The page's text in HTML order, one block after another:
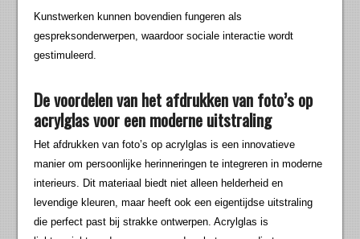
Kunstwerken kunnen bovendien fungeren als
gespreksonderwerpen, waardoor sociale interactie wordt
gestimuleerd.
De voordelen van het afdrukken van foto’s op
acrylglas voor een moderne uitstraling
Het afdrukken van foto’s op acrylglas is een innovatieve
manier om persoonlijke herinneringen te integreren in moderne
interieurs. Dit materiaal biedt niet alleen helderheid en
levendige kleuren, maar heeft ook een eigentijdse uitstraling
die perfect past bij strakke ontwerpen. Acrylglas is